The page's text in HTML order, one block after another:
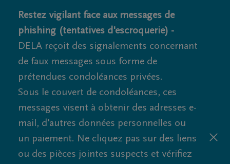
Restez vigilant face aux messages de
phishing (tentatives d'escroquerie) -
DELA reçoit des signalements concernant
de faux messages sous forme de
prétendues condoléances privées.
Sous le couvert de condoléances, ces
messages visent à obtenir des adresses e-
mail, d'autres données personnelles ou
un paiement. Ne cliquez pas sur des liens
ou des pièces jointes suspects et vérifiez